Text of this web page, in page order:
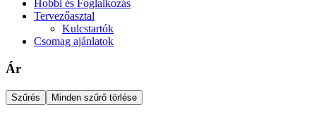
Hobbi és Foglalkozás
Tervezőasztal
Kulcstartók
Csomag ajánlatok
Ár
Szűrés Minden szűrő törlése